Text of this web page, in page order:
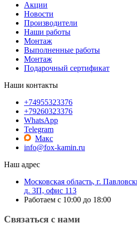
Акции
Новости
Производители
Наши работы
Монтаж
Выполненные работы
Монтаж
Подарочный сертификат
Наши контакты
+74955323376
+79260323376
WhatsApp
Telegram
Макс
info@fox-kamin.ru
Наш адрес
Московская область, г.
д. 3П, офис 113
Работаем с 10:00 до 18:00
Связаться с нами